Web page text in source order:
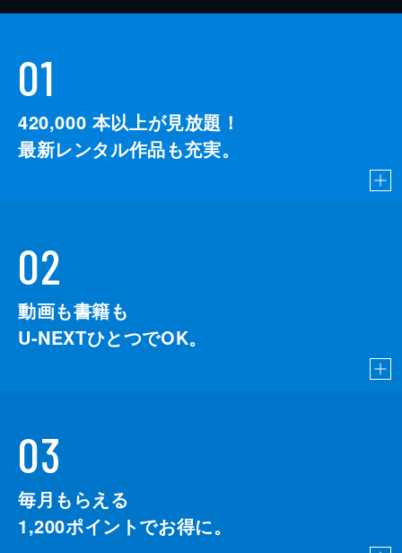
01
420,000 本以上が見放題！
最新レンタル作品も充実。
02
動画も書籍も
U-NEXTひとつでOK。
03
毎月もらえる
1,200ポイントでお得に。